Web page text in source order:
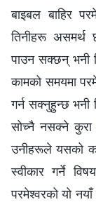
बाइबल बाहिर
तिनीहरू असमर्थ
पाउन सक्छन् भनी
कामको समयमा
गर्न सक्नुहुन्छ
सोच्नै नसक्ने कुरा
उनीहरूले यसको
स्वीकार गर्ने
परमेश्‍वरको यो